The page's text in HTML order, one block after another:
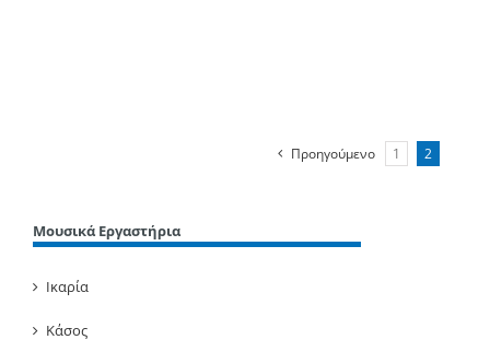
Προηγούμενο 1 2
Μουσικά Εργαστήρια
Ικαρία
Κάσος